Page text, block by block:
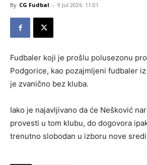
By CG Fudbal - 9 Jul 2026. 11:01
Fudbaler koji je prošlu polusezonu
Podgorice, kao pozajmljeni fudbaler
je zvanično bez kluba.
Iako je najavljivano da će Nešković
provesti u tom klubu, do dogovora
trenutno slobodan u izboru nove